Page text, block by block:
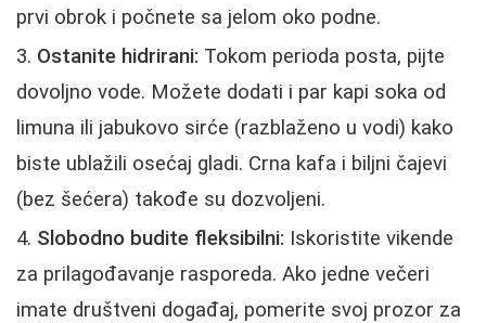
prvi obrok i počnete sa jelom oko podne.
Ostanite hidrirani: Tokom perioda posta, pijte
dovoljno vode. Možete dodati i par kapi soka od
limuna ili jabukovo sirće (razblaženo u vodi) kako
biste ublažili osećaj gladi. Crna kafa i biljni čajevi
(bez šećera) takođe su dozvoljeni.
Slobodno budite fleksibilni: Iskoristite vikende
za prilagođavanje rasporeda. Ako jedne večeri
imate društveni događaj, pomerite svoj prozor za